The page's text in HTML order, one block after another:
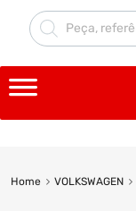
Home VOLKSWAGEN